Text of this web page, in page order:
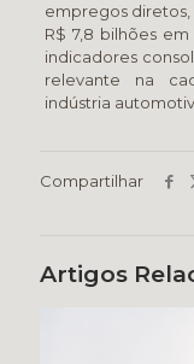
empregos diretos,
R$ 7,8 bilhões
indicadores
relevante na
indústria
Compartilhar
Artigos